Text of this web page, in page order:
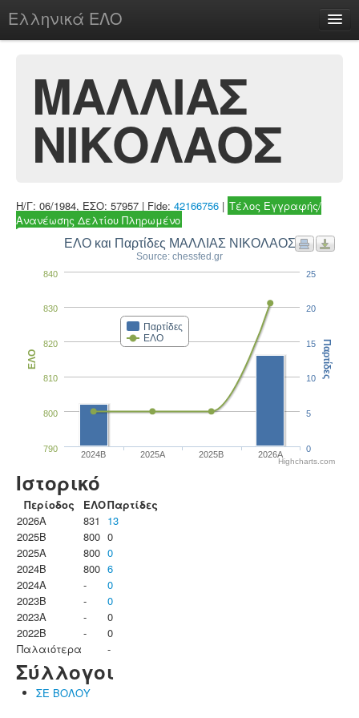
Ελληνικά ΕΛΟ
chesstu.be @ discord
Login
ΜΑΛΛΙΑΣ
ΝΙΚΟΛΑΟΣ
Η/Γ: 06/1984, ΕΣΟ: 57957 | Fide: 42166756 | Τέλος Εγγραφής/
Ανανέωσης Δελτίου Πληρωμένο
ΕΛΟ και Παρτίδες ΜΑΛΛΙΑΣ ΝΙΚΟΛΑΟΣ
Source: chessfed.gr
Παρτίδες
ΕΛΟ
2024B 2025A 2025B 2026A
790
800
810
820
830
840
ΕΛΟ
0
5
10
15
20
25
Παρτίδες
Highcharts.com
Ιστορικό
Περίοδος ΕΛΟΠαρτίδες
2026A
831
13
2025B
800 0
2025A
800 0
2024B
800 6
2024A
-
0
2023B
-
0
2023Α
-
0
2022B
-
0
Παλαιότερα
-
Σύλλογοι
ΣΕ ΒΟΛΟΥ